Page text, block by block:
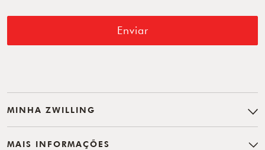
Enviar
MINHA ZWILLING
MAIS INFORMAÇÕES